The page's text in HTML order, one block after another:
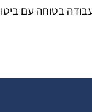
בטוחה עם